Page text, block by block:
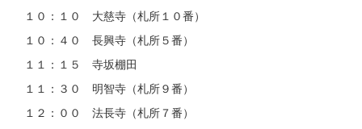
１０：１０ 大慈寺（札所１０番）
１０：４０ 長興寺（札所５番）
１１：１５ 寺坂棚田
１１：３０ 明智寺（札所９番）
１２：００ 法長寺（札所７番）